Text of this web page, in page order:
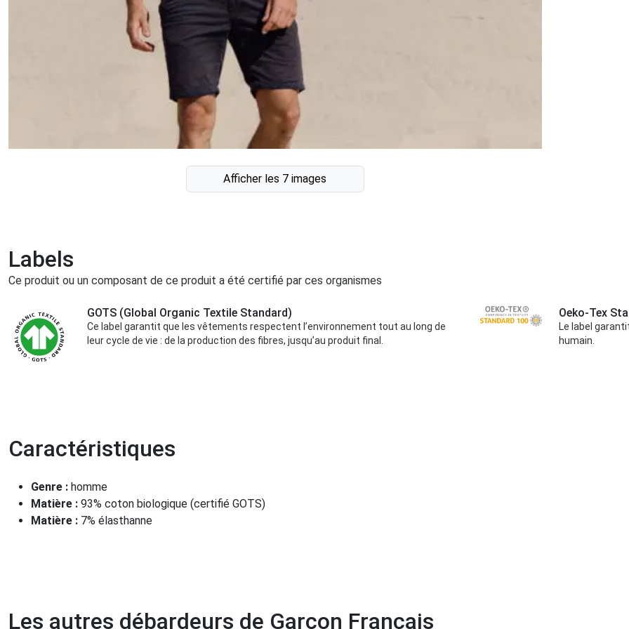
Afficher les 7 images
Labels
Ce produit ou un composant de ce produit a été certifié par ces organismes
GOTS (Global Organic Textile Standard)
Ce label garantit que les vêtements respectent l’environnement tout au long de
leur cycle de vie : de la production des fibres, jusqu’au produit final.
Oeko-Tex
Le label
humain.
Caractéristiques
Genre : homme
Matière : 93% coton biologique (certifié GOTS)
Matière : 7% élasthanne
Les autres débardeurs de Garçon Français